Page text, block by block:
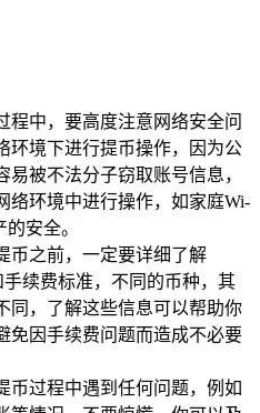
程中，要高度注意网络安全问
环境下进行提币操作，因为公
被不法分子窃取账号信息，
络环境中进行操作，如家庭Wi-
安全。
币之前，一定要详细了解
续费标准，不同的币种，其
同，了解这些信息可以帮助你
免因手续费问题而造成不必要
币过程中遇到任何问题，例如